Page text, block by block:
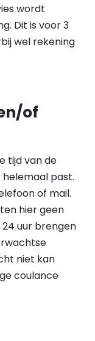
wordt
Dit is voor 3
wel rekening
of
tijd van de
past.
of mail.
hier geen
uur brengen
niet kan
coulance